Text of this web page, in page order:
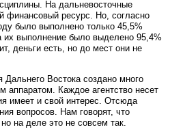
На дальневосточные
финансовый ресурс. Но, согласно
было выполнено только 45,5%
их выполнение было выделено 95,4%
деньги есть, но до мест они не
Востока создано много
аппаратом. Каждое агентство несет
имеет и свой интерес. Отсюда
вопросов. Нам говорят, что
на деле это не совсем так.